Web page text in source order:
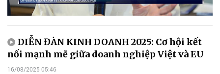
DIỄN ĐÀN KINH DOANH 2025: Cơ hội kết
nối mạnh mẽ giữa doanh nghiệp Việt và EU
16/08/2025 05:46